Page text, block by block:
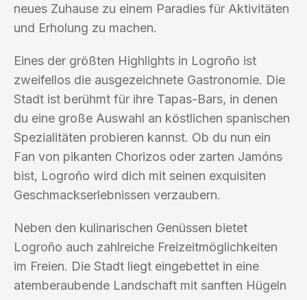
neues Zuhause zu einem Paradies für Aktivitäten
und Erholung zu machen.
Eines der größten Highlights in Logroño ist
zweifellos die ausgezeichnete Gastronomie. Die
Stadt ist berühmt für ihre Tapas-Bars, in denen
du eine große Auswahl an köstlichen spanischen
Spezialitäten probieren kannst. Ob du nun ein
Fan von pikanten Chorizos oder zarten Jamóns
bist, Logroño wird dich mit seinen exquisiten
Geschmackserlebnissen verzaubern.
Neben den kulinarischen Genüssen bietet
Logroño auch zahlreiche Freizeitmöglichkeiten
im Freien. Die Stadt liegt eingebettet in eine
atemberaubende Landschaft mit sanften Hügeln